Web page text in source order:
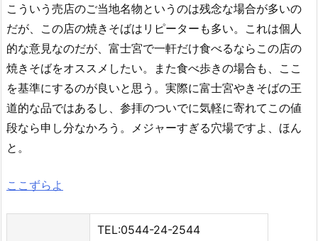
こういう売店のご当地名物というのは残念な場合が多いの
だが、この店の焼きそばはリピーターも多い。これは個人
的な意見なのだが、富士宮で一軒だけ食べるならこの店の
焼きそばをオススメしたい。また食べ歩きの場合も、ここ
を基準にするのが良いと思う。実際に富士宮やきそばの王
道的な品ではあるし、参拝のついでに気軽に寄れてこの値
段なら申し分なかろう。メジャーすぎる穴場ですよ、ほん
と。
ここずらよ
TEL:0544-24-2544